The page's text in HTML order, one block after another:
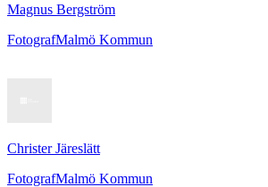
Magnus Bergström
FotografMalmö Kommun
Christer Järeslätt
FotografMalmö Kommun